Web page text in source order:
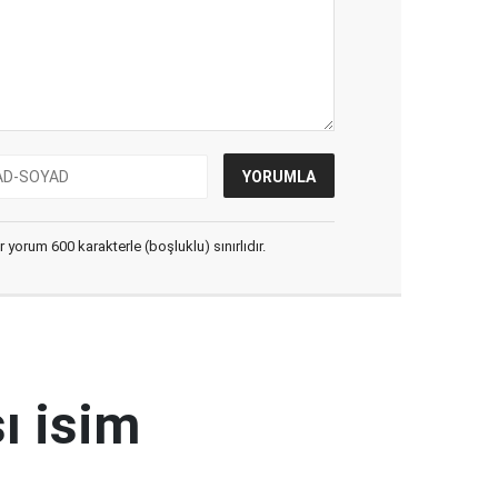
600 karakterle (boşluklu) sınırlıdır.
isim